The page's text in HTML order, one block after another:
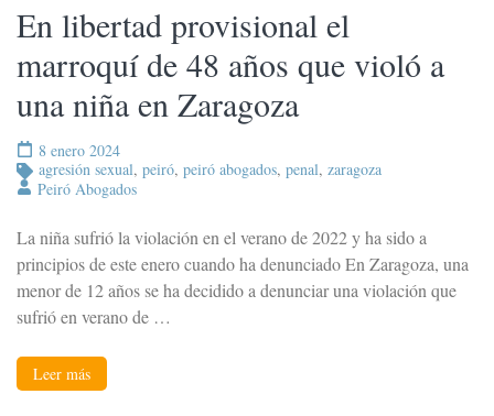
En libertad provisional el
marroquí de 48 años que violó a
una niña en Zaragoza
8 enero 2024
agresión sexual, peiró, peiró abogados, penal, zaragoza
Peiró Abogados
La niña sufrió la violación en el verano de 2022 y ha sido a
principios de este enero cuando ha denunciado En Zaragoza, una
menor de 12 años se ha decidido a denunciar una violación que
sufrió en verano de …
Leer más